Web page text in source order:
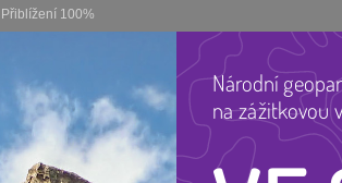
Přiblížení 100%